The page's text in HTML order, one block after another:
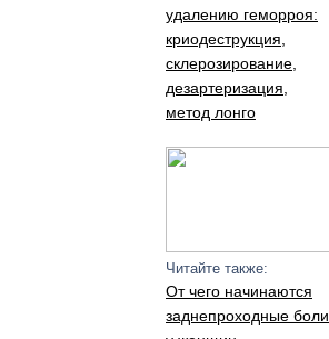
удалению геморроя:
криодеструкция,
склерозирование,
дезартеризация,
метод лонго
Читайте также:
От чего начинаются
заднепроходные боли